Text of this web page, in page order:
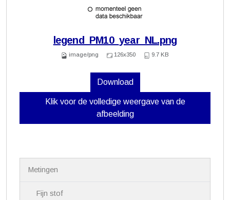
legend_PM10_year_NL.png
image/png 126x350 9.7 KB
Download
Klik voor de volledige weergave van de
afbeelding
Metingen
Fijn stof